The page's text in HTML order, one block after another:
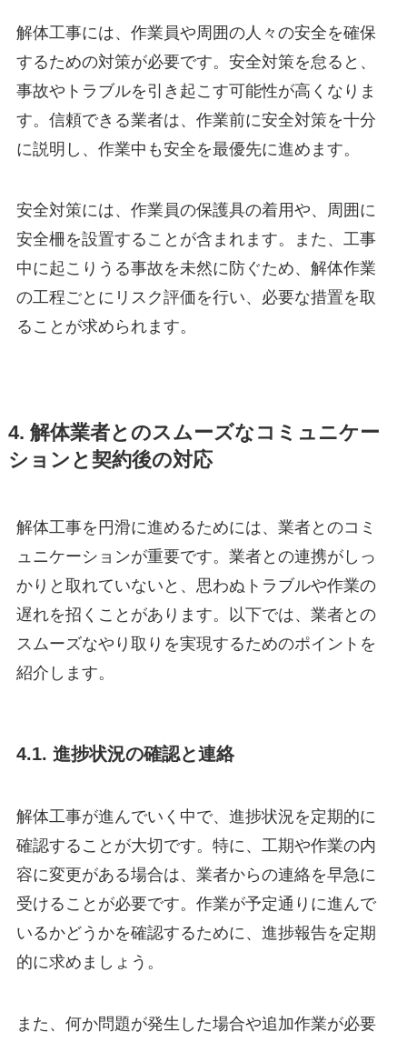
解体工事には、作業員や周囲の人々の安全を確保
するための対策が必要です。安全対策を怠ると、
事故やトラブルを引き起こす可能性が高くなりま
す。信頼できる業者は、作業前に安全対策を十分
に説明し、作業中も安全を最優先に進めます。
安全対策には、作業員の保護具の着用や、周囲に
安全柵を設置することが含まれます。また、工事
中に起こりうる事故を未然に防ぐため、解体作業
の工程ごとにリスク評価を行い、必要な措置を取
ることが求められます。
4. 解体業者とのスムーズなコミュニケー
ションと契約後の対応
解体工事を円滑に進めるためには、業者とのコミ
ュニケーションが重要です。業者との連携がしっ
かりと取れていないと、思わぬトラブルや作業の
遅れを招くことがあります。以下では、業者との
スムーズなやり取りを実現するためのポイントを
紹介します。
4.1. 進捗状況の確認と連絡
解体工事が進んでいく中で、進捗状況を定期的に
確認することが大切です。特に、工期や作業の内
容に変更がある場合は、業者からの連絡を早急に
受けることが必要です。作業が予定通りに進んで
いるかどうかを確認するために、進捗報告を定期
的に求めましょう。
また、何か問題が発生した場合や追加作業が必要